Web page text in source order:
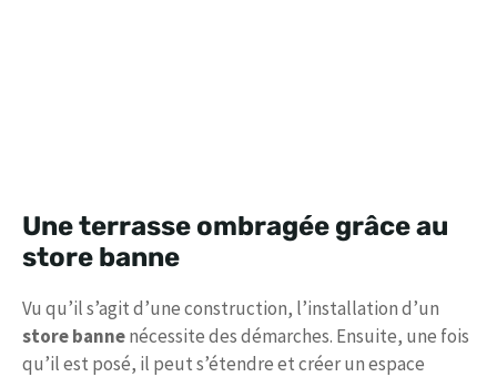
Une terrasse ombragée grâce au
store banne
Vu qu’il s’agit d’une construction, l’installation d’un
store bannenécessite des démarches. Ensuite, une fois
qu’il est posé, il peut s’étendre et créer un espace